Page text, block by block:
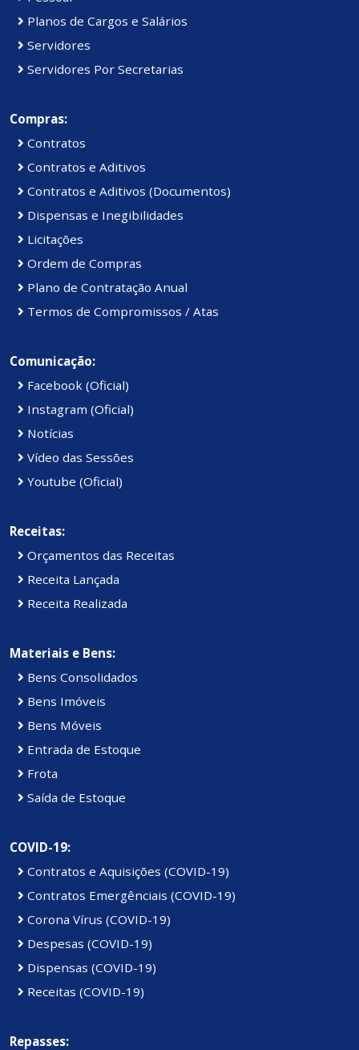
Planos de Cargos e Salários
Servidores
Servidores Por Secretarias
Compras:
Contratos
Contratos e Aditivos
Contratos e Aditivos (Documentos)
Dispensas e Inegibilidades
Licitações
Ordem de Compras
Plano de Contratação Anual
Termos de Compromissos / Atas
Comunicação:
Facebook (Oficial)
Instagram (Oficial)
Notícias
Vídeo das Sessões
Youtube (Oficial)
Receitas:
Orçamentos das Receitas
Receita Lançada
Receita Realizada
Materiais e Bens:
Bens Consolidados
Bens Imóveis
Bens Móveis
Entrada de Estoque
Frota
Saída de Estoque
COVID-19:
Contratos e Aquisições (COVID-19)
Contratos Emergênciais (COVID-19)
Corona Vírus (COVID-19)
Despesas (COVID-19)
Dispensas (COVID-19)
Receitas (COVID-19)
Repasses: